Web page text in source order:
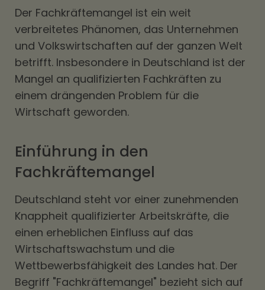
Der Fachkräftemangel ist ein weit
verbreitetes Phänomen, das Unternehmen
und Volkswirtschaften auf der ganzen Welt
betrifft. Insbesondere in Deutschland ist der
Mangel an qualifizierten Fachkräften zu
einem drängenden Problem für die
Wirtschaft geworden.
Einführung in den
Fachkräftemangel
Deutschland steht vor einer zunehmenden
Knappheit qualifizierter Arbeitskräfte, die
einen erheblichen Einfluss auf das
Wirtschaftswachstum und die
Wettbewerbsfähigkeit des Landes hat. Der
Begriff "Fachkräftemangel" bezieht sich auf